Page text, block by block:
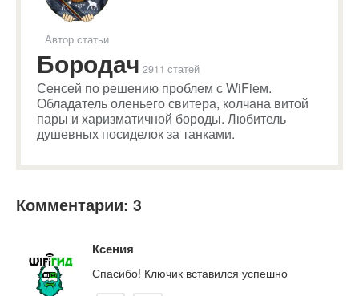
Автор статьи
Бородач 2911 статей
Сенсей по решению проблем с WiFiем.
Обладатель оленьего свитера, колчана витой
пары и харизматичной бороды. Любитель
душевных посиделок за танками.
Комментарии: 3
Ксения
Спасибо! Ключик вставился успешно